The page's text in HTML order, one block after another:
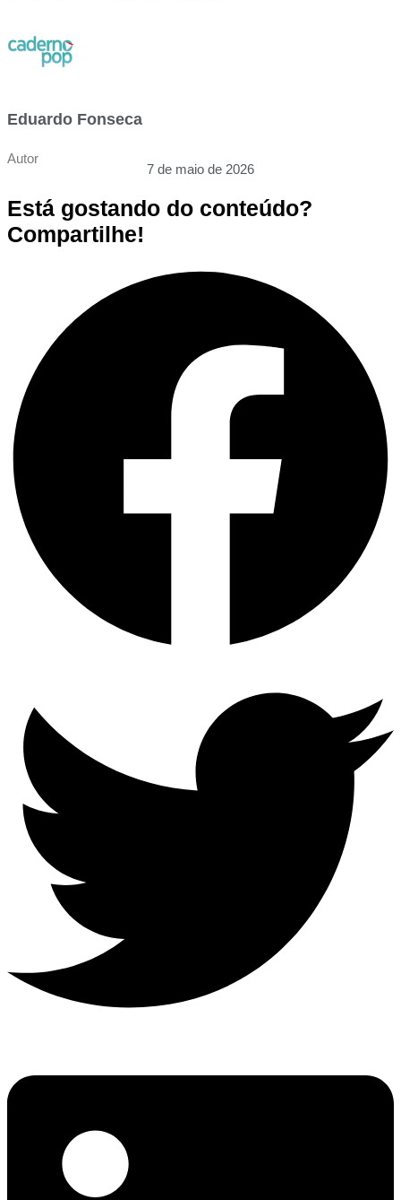
Eduardo Fonseca
Autor
7 de maio de 2026
Está gostando do conteúdo?
Compartilhe!